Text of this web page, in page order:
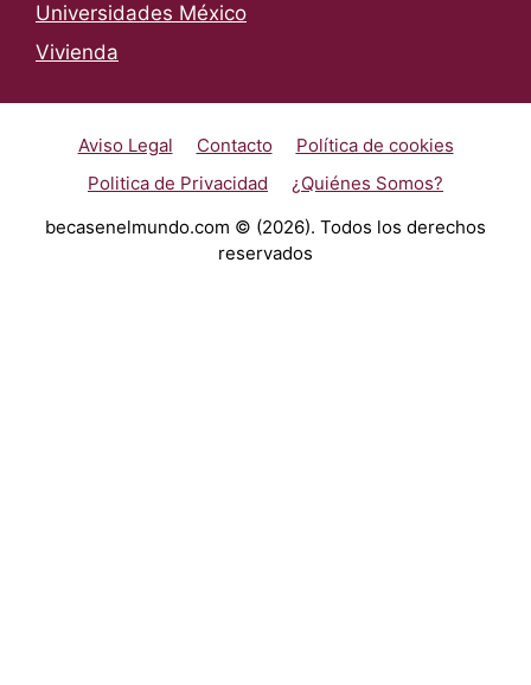
Universidades México
Vivienda
Aviso Legal Contacto
Política de cookies
Politica de Privacidad
¿Quiénes Somos?
becasenelmundo.com © (2026). Todos los derechos
reservados